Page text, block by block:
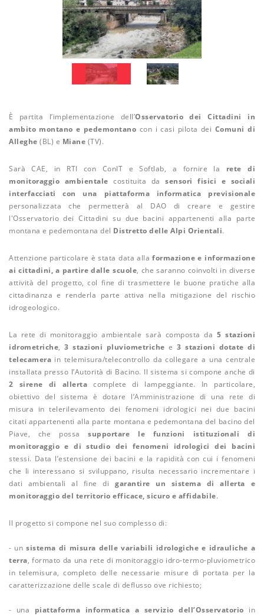
È partita l’implementazione dell’Osservatorio dei Cittadini in
ambito montano e pedemontano con i casi pilota dei Comuni di
Alleghe (BL) e Miane (TV).
Sarà CAE, in RTI con ConIT e Softlab, a fornire la rete di
monitoraggio ambientale costituita da sensori fisici e sociali
interfacciati con una piattaforma informatica previsionale
personalizzata che permetterà al DAO di creare e gestire
l'Osservatorio dei Cittadini su due bacini appartenenti alla parte
montana e pedemontana del Distretto delle Alpi Orientali.
Attenzione particolare è stata data allaformazione e informazione
ai cittadini, a partire dalle scuole, che saranno coinvolti in diverse
attività del progetto, col fine di trasmettere le buone pratiche alla
cittadinanza e renderla parte attiva nella mitigazione del rischio
idrogeologico.
La rete di monitoraggio ambientale sarà composta da 5 stazioni
idrometriche, 3 stazioni pluviometriche e 3 stazioni dotate di
telecamera in telemisura/telecontrollo da collegare a una centrale
installata presso l’Autorità di Bacino. Il sistema si compone anche di
2 sirene di allerta complete di lampeggiante. In particolare,
obiettivo del sistema è dotare l’Amministrazione di una rete di
misura in telerilevamento dei fenomeni idrologici nei due bacini
citati appartenenti alla parte montana e pedemontana del bacino del
Piave, che possasupportare le funzioni istituzionali di
monitoraggio e di studio dei fenomeni idrologici dei bacini
stessi. Data l’estensione dei bacini e la rapidità con cui i fenomeni
che li interessano si sviluppano, risulta necessario incrementare i
dati ambientali al fine di garantire un sistema di allerta e
monitoraggio del territorio efficace, sicuro e affidabile.
Il progetto si compone nel suo complesso di:
- unsistema di misura delle variabili idrologiche e idrauliche a
terra, formato da una rete di monitoraggio idro-termo-pluviometrico
in telemisura, completo delle necessarie misure di portata per la
caratterizzazione delle scale di deflusso ove richiesto;
- una piattaforma informatica a servizio dell’Osservatorio in